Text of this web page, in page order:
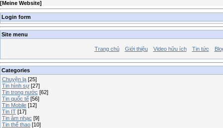
[Meine Website]
Login form
Site menu
Trang chủ Giới thiệu Video hữu ích Tin tức
Categories
Chuyện lạ [25]
Tin hình sự [27]
Tin trong nước [62]
Tin quốc tế [56]
Tin Mobile [12]
Tin IT [17]
Tin âm nhạc [9]
Tin thể thao [10]